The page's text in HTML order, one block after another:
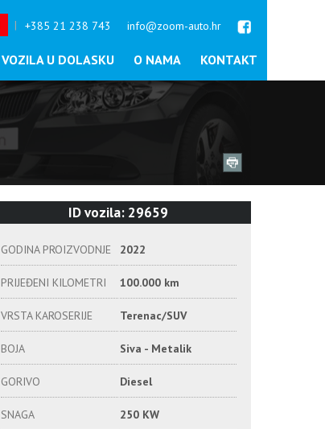
info@zoom-auto.hr
+385 21 238 743
|
VOZILA U DOLASKU O NAMA KONTAKT
ID vozila: 29659
GODINA PROIZVODNJE 2022
PRIJEĐENI KILOMETRI 100.000 km
VRSTA KAROSERIJE Terenac/SUV
BOJA Siva - Metalik
GORIVO Diesel
SNAGA 250 KW